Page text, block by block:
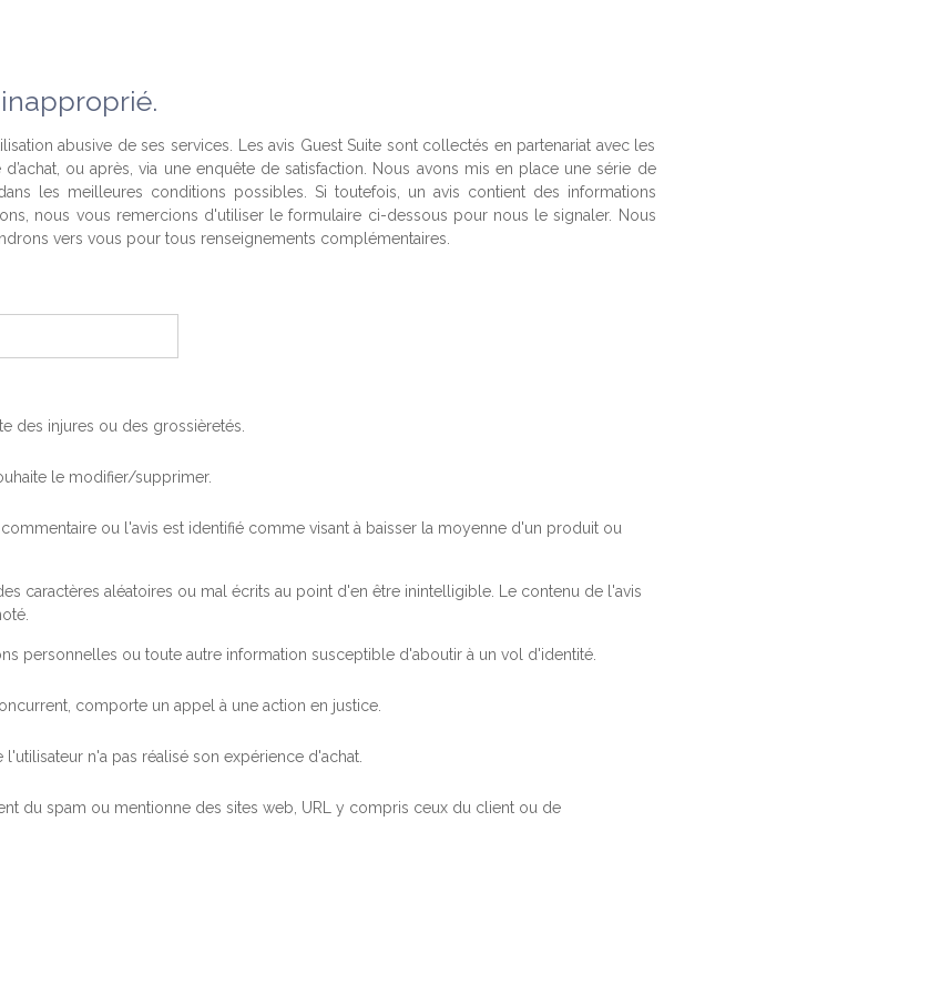
abusive de ses services. Les avis Guest Suite sont collectés en partenariat avec les
d’achat, ou après, via une enquête de satisfaction. Nous avons mis en place une série de
les meilleures conditions possibles. Si toutefois, un avis contient des informations
nous vous remercions d'utiliser le formulaire ci-dessous pour nous le signaler. Nous
vers vous pour tous renseignements complémentaires.
des injures ou des grossièretés.
le modifier/supprimer.
ou l'avis est identifié comme visant à baisser la moyenne d'un produit ou
caractères aléatoires ou mal écrits au point d'en être inintelligible. Le contenu de l'avis
personnelles ou toute autre information susceptible d'aboutir à un vol d'identité.
comporte un appel à une action en justice.
l'utilisateur n'a pas réalisé son expérience d'achat.
du spam ou mentionne des sites web, URL y compris ceux du client ou de